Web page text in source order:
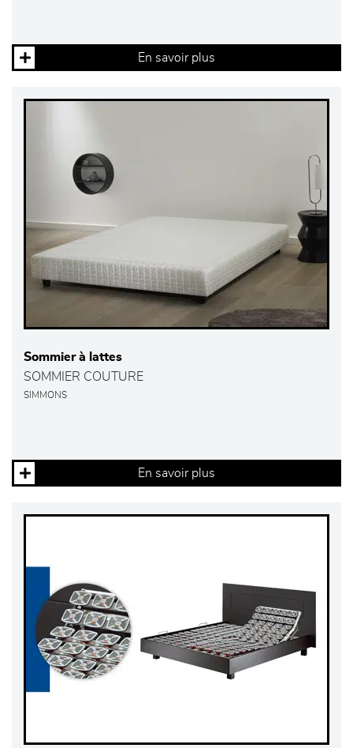
En savoir plus
Sommier à lattes
SOMMIER COUTURE
SIMMONS
En savoir plus